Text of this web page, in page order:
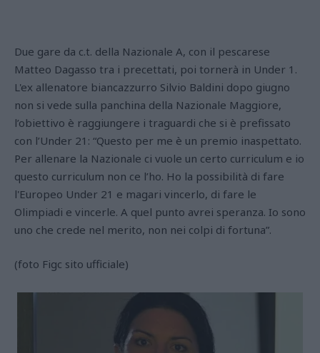
Due gare da c.t. della Nazionale A, con il pescarese
Matteo Dagasso tra i precettati, poi tornerà in Under 1.
L'ex allenatore biancazzurro Silvio Baldini dopo giugno
non si vede sulla panchina della Nazionale Maggiore,
l’obiettivo è raggiungere i traguardi che si è prefissato
con l’Under 21: “Questo per me è un premio inaspettato.
Per allenare la Nazionale ci vuole un certo curriculum e io
questo curriculum non ce l’ho. Ho la possibilità di fare
l'Europeo Under 21 e magari vincerlo, di fare le
Olimpiadi e vincerle. A quel punto avrei speranza. Io sono
uno che crede nel merito, non nei colpi di fortuna”.
(foto Figc sito ufficiale)